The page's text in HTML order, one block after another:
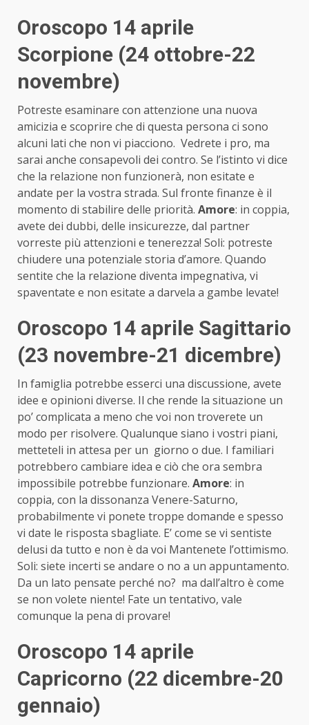
Oroscopo 14 aprile
Scorpione (24 ottobre-22
novembre)
Potreste esaminare con attenzione una nuova
amicizia e scoprire che di questa persona ci sono
alcuni lati che non vi piacciono. Vedrete i pro, ma
sarai anche consapevoli dei contro. Se l’istinto vi dice
che la relazione non funzionerà, non esitate e
andate per la vostra strada. Sul fronte finanze è il
momento di stabilire delle priorità. Amore: in coppia,
avete dei dubbi, delle insicurezze, dal partner
vorreste più attenzioni e tenerezza! Soli: potreste
chiudere una potenziale storia d’amore. Quando
sentite che la relazione diventa impegnativa, vi
spaventate e non esitate a darvela a gambe levate!
Oroscopo 14 aprile Sagittario
(23 novembre-21 dicembre)
In famiglia potrebbe esserci una discussione, avete
idee e opinioni diverse. Il che rende la situazione un
po’ complicata a meno che voi non troverete un
modo per risolvere. Qualunque siano i vostri piani,
metteteli in attesa per un giorno o due. I familiari
potrebbero cambiare idea e ciò che ora sembra
impossibile potrebbe funzionare. Amore: in
coppia, con la dissonanza Venere-Saturno,
probabilmente vi ponete troppe domande e spesso
vi date le risposta sbagliate. E’ come se vi sentiste
delusi da tutto e non è da voi Mantenete l’ottimismo.
Soli: siete incerti se andare o no a un appuntamento.
Da un lato pensate perché no? ma dall’altro è come
se non volete niente! Fate un tentativo, vale
comunque la pena di provare!
Oroscopo 14 aprile
Capricorno (22 dicembre-20
gennaio)